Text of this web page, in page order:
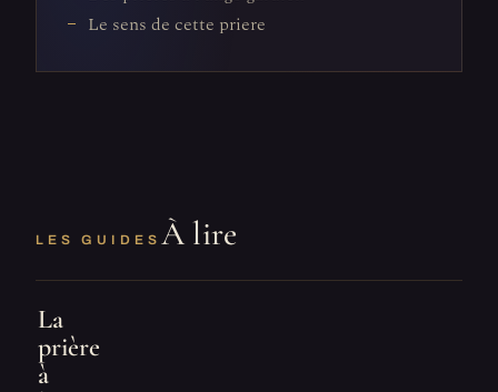
Le sens de cette priere
LES GUIDES À lire
La
prière
à